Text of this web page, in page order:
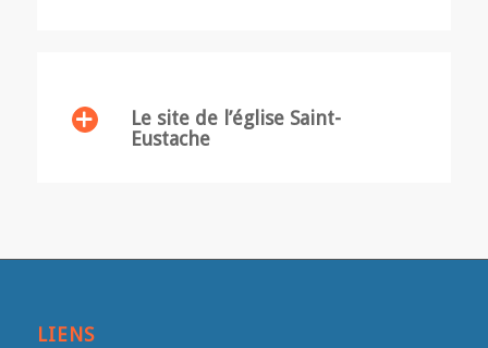
Le site de l’église Saint-
Eustache
LIENS